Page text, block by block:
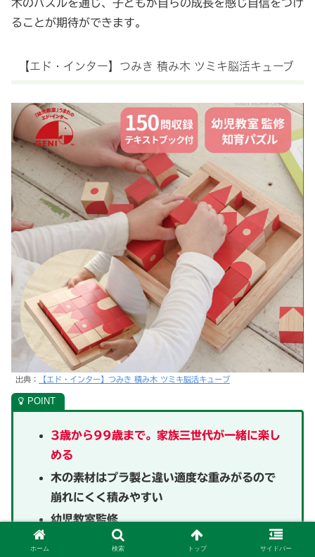
木のパズルを通じ、子どもが自らの成長を感じ自信をつけ
ることが期待ができます。
【エド・インター】つみき 積み木 ツミキ脳活キューブ
出典： 【エド・インター】つみき 積み木 ツミキ脳活キューブ
3歳から99歳まで。家族三世代が一緒に楽し
める
木の素材はプラ製と違い適度な重みがるので
崩れにくく積みやすい
幼児教室監修
感覚統合や手先の器用さの向上
ホーム 検索 トップ サイドバー